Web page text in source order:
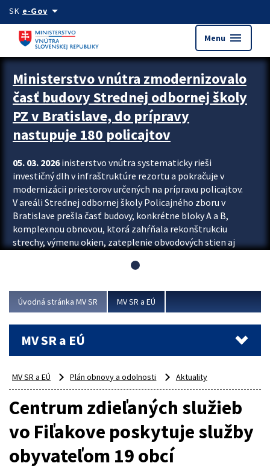
Preskocit na hlavný obsah
SK e-Govarrow_drop_down
Menu menu
Ministerstvo vnútra zmodernizovalo
časť budovy Strednej odbornej školy
PZ v Bratislave, do prípravy
nastupuje 180 policajtov
05. 03. 2026inisterstvo vnútra systematicky rieši
investičný dlh v infraštruktúre rezortu a pokračuje v
modernizácii priestorov určených na prípravu policajtov.
V areáli Strednej odbornej školy Policajného zboru v
Bratislave prešla časť budovy, konkrétne bloky A a B,
komplexnou obnovou, ktorá zahŕňala rekonštrukciu
strechy, výmenu okien, zateplenie obvodových stien aj
aj interiéru, kde vznikli nové učebne a moderné
Viac
Úvodná stránka MV SR MV SR a EÚ
MV SR a EÚ
MV SR a EÚ Plán obnovy a odolnosti Aktuality
Centrum zdieľaných služieb
vo Fiľakove poskytuje služby
obyvateľom 19 obcí